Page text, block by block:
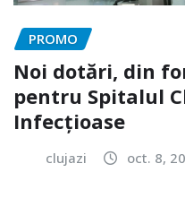
PROMO
Noi dotări, din
pentru Spitalul
Infecțioase
clujazi oct. 8,